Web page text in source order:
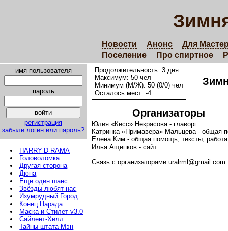
Новости Анонс
Для
Поселение
Про спиртное
имя пользователя
пароль
регистрация
забыли логин или пароль?
HARRY-D-RAMA
Головоломка
Другая сторона
Дюна
Еще один шанс
Звёзды любят нас
Изумрудный Город
Конец Парада
Маска и Стилет v3.0
Сайлент-Хилл
Тайны штата Мэн
Продолжительность: 3 дня
Максимум: 50 чел
Минимум (М/Ж): 50 (0/0) чел
Осталось мест: -4
Организаторы
Юлия «Кесс» Некрасова - главорг
Катринка «Примавера» Мальцева - общая
Елена Ким - общая помощь, тексты,
Илья Ащепков - сайт
Связь с организаторами uralrml@gmail.com